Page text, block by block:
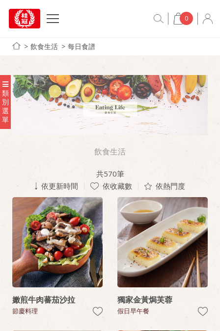
0
飲食生活 每日食譜
類
別
選
單
飲食生活
共570筆
依更新時間
依收藏數 依熱門度
嫩煎牛肉蕃茄沙拉
節慶料理
獨家金黃焗芙蓉
假日早午餐